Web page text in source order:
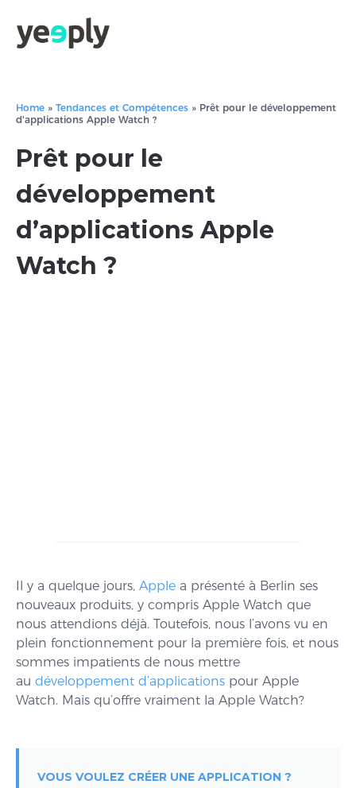
Home » Tendances et Compétences » Prêt pour le développement
d'applications Apple Watch ?
Prêt pour le
développement
d’applications Apple
Watch ?
Il y a quelque jours, Apple a présenté à Berlin ses
nouveaux produits, y compris Apple Watch que
nous attendions déjà. Toutefois, nous l’avons vu en
plein fonctionnement pour la première fois, et nous
sommes impatients de nous mettre
au développement d’applications pour Apple
Watch. Mais qu’offre vraiment la Apple Watch?
VOUS VOULEZ CRÉER UNE APPLICATION ?